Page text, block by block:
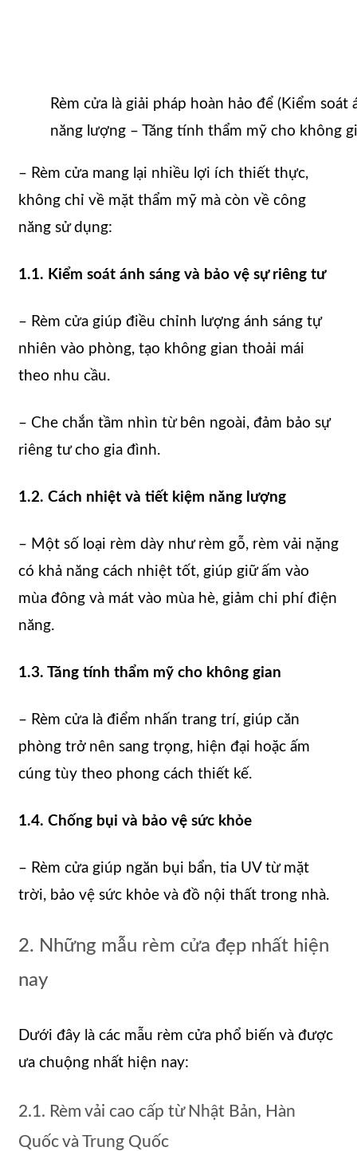
Rèm cửa là giải pháp hoàn hảo để (Kiểm
năng lượng – Tăng tính thẩm mỹ cho không
– Rèm cửa mang lại nhiều lợi ích thiết thực,
không chỉ về mặt thẩm mỹ mà còn về công
năng sử dụng:
1.1. Kiểm soát ánh sáng và bảo vệ sự riêng tư
– Rèm cửa giúp điều chỉnh lượng ánh sáng tự
nhiên vào phòng, tạo không gian thoải mái
theo nhu cầu.
– Che chắn tầm nhìn từ bên ngoài, đảm bảo sự
riêng tư cho gia đình.
1.2. Cách nhiệt và tiết kiệm năng lượng
– Một số loại rèm dày như rèm gỗ, rèm vải nặng
có khả năng cách nhiệt tốt, giúp giữ ấm vào
mùa đông và mát vào mùa hè, giảm chi phí điện
năng.
1.3. Tăng tính thẩm mỹ cho không gian
– Rèm cửa là điểm nhấn trang trí, giúp căn
phòng trở nên sang trọng, hiện đại hoặc ấm
cúng tùy theo phong cách thiết kế.
1.4. Chống bụi và bảo vệ sức khỏe
– Rèm cửa giúp ngăn bụi bẩn, tia UV từ mặt
trời, bảo vệ sức khỏe và đồ nội thất trong nhà.
2. Những mẫu rèm cửa đẹp nhất hiện
nay
Dưới đây là các mẫu rèm cửa phổ biến và được
ưa chuộng nhất hiện nay:
2.1. Rèm vải cao cấp từ Nhật Bản, Hàn
Quốc và Trung Quốc